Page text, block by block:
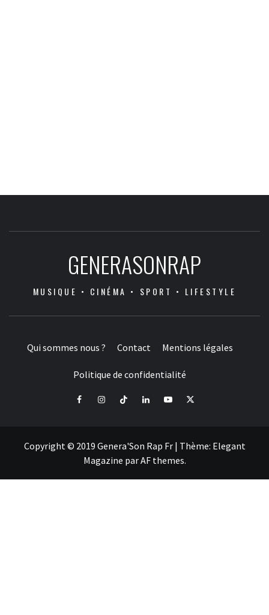
GENERASONRAP
MUSIQUE • CINÉMA • SPORT • LIFESTYLE
Qui sommes nous ? Contact Mentions légales
Politique de confidentialité
FacebookInstagramTiktok LinkedInYoutube
X
Copyright © 2019 Genera'Son Rap Fr | Thème: Elegant
Magazine parAF themes.